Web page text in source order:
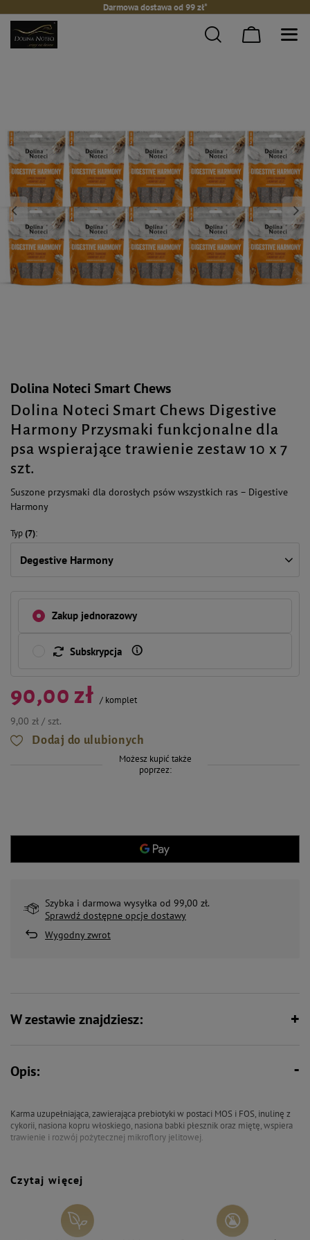
Darmowa dostawa od 99 zł*
Dolina Noteci Smart Chews
Dolina Noteci Smart Chews Digestive
Harmony Przysmaki funkcjonalne dla
psa wspierające trawienie zestaw 10 x 7
szt.
Suszone przysmaki dla dorosłych psów wszystkich ras – Digestive
Harmony
Typ(7)
Degestive Harmony
Zakup jednorazowy
Subskrypcja
90,00 zł / komplet
9,00 zł / szt.
Dodaj do ulubionych
Możesz kupić także
poprzez:
Szybka i darmowa wysyłka od 99,00 zł.
Sprawdź dostępne opcje dostawy
Wygodny zwrot
W zestawie znajdziesz:
Opis:
Karma uzupełniająca, zawierająca prebiotyki w postaci MOS i FOS, inulinę z
cykorii, nasiona kopru włoskiego, nasiona babki płesznik oraz miętę, wspiera
trawienie i rozwój pożytecznej mikroflory jelitowej.
Chews Digestive Harmony – stanowią źródło cennych składników
i wchłaniania dzięki modulacji składu mikroflory w przewodzie pokarmowym
psa. Przysmaki Digestive Harmony mogą być stosowane jako wsparcie dla
psów w każdym wieku. Dzięki zawartości 80% mięsa i produktów
Czytaj więcej